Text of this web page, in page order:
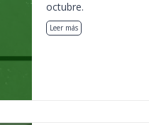
octubre.
Leer más